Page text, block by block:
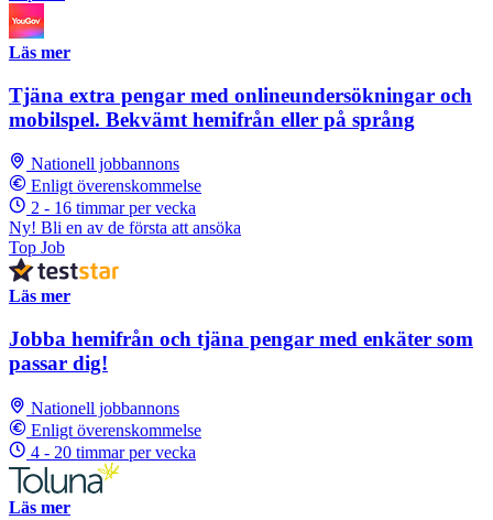
Läs mer
Tjäna extra pengar med onlineundersökningar och
mobilspel. Bekvämt hemifrån eller på språng
Nationell jobbannons
Enligt överenskommelse
2 - 16 timmar per vecka
Ny! Bli en av de första att ansöka
Top Job
Läs mer
Jobba hemifrån och tjäna pengar med enkäter som
passar dig!
Nationell jobbannons
Enligt överenskommelse
4 - 20 timmar per vecka
Läs mer